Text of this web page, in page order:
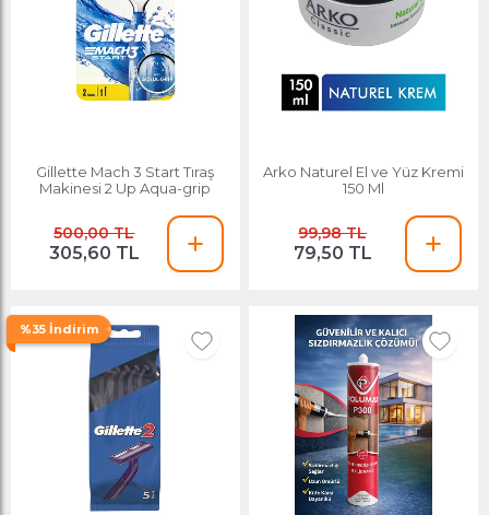
Gillette Mach 3 Start Tıraş
Makinesi 2 Up Aqua-grip
500,00 TL
305,60 TL
Arko Naturel El ve Yüz Kremi
150 Ml
99,98 TL
79,50 TL
%35 İndirim